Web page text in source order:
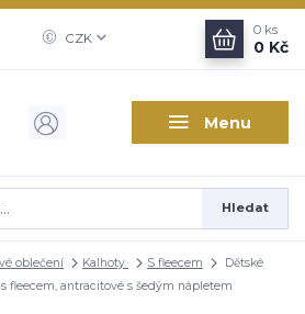
Menu
CZK
Hledat
0 ks
0 Kč
oblečení Kalhoty S fleecem
Dětské
fleecem, antracitové s šedým nápletem